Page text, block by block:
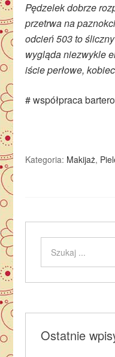
Pędzelek dobrze
przetrwa na
odcień 503 to
wygląda niezwykle
iście perłowe,
# współpraca
Kategoria: Makijaż,
Ostatnie